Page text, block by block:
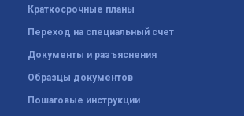
Краткосрочные планы
Переход на специальный счет
Документы и разъяснения
Образцы документов
Пошаговые инструкции